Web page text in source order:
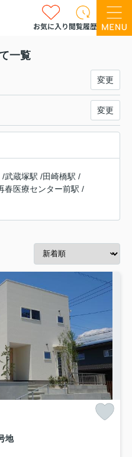
お気に入り閲覧履歴
一覧
変更
変更
/武蔵塚駅 /田崎橋駅 /
春医療センター前駅 /
地